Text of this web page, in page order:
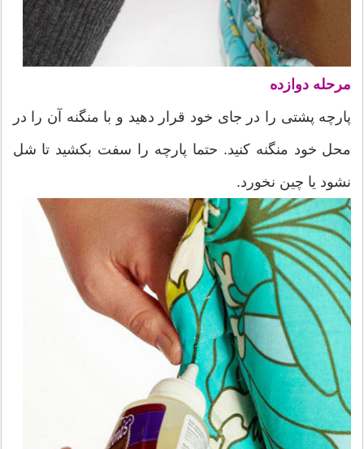
مرحله دوازده
پارچه پشتی را در جای خود قرار دهید و با منگنه آن را در
محل خود منگنه کنید. حتما پارچه را سفت بکشید تا شل
نشود یا چین نخورد.